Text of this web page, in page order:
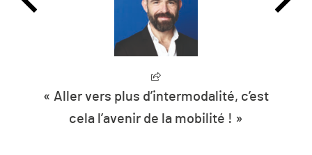
« Aller vers plus d’intermodalité, c’est
cela l’avenir de la mobilité ! »